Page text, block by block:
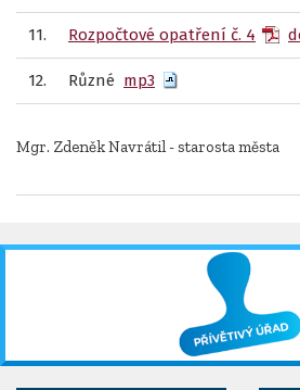
11. Rozpočtové opatření č. 4
12. Různé mp3
Mgr. Zdeněk Navrátil - starosta města